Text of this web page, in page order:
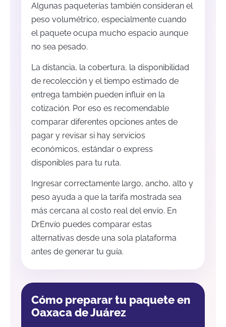
Algunas paqueterías también consideran el
peso volumétrico, especialmente cuando
el paquete ocupa mucho espacio aunque
no sea pesado.
La distancia, la cobertura, la disponibilidad
de recolección y el tiempo estimado de
entrega también pueden influir en la
cotización. Por eso es recomendable
comparar diferentes opciones antes de
pagar y revisar si hay servicios
económicos, estándar o express
disponibles para tu ruta.
Ingresar correctamente largo, ancho, alto y
peso ayuda a que la tarifa mostrada sea
más cercana al costo real del envío. En
DrEnvío puedes comparar estas
alternativas desde una sola plataforma
antes de generar tu guía.
Cómo preparar tu paquete en
Oaxaca de Juárez